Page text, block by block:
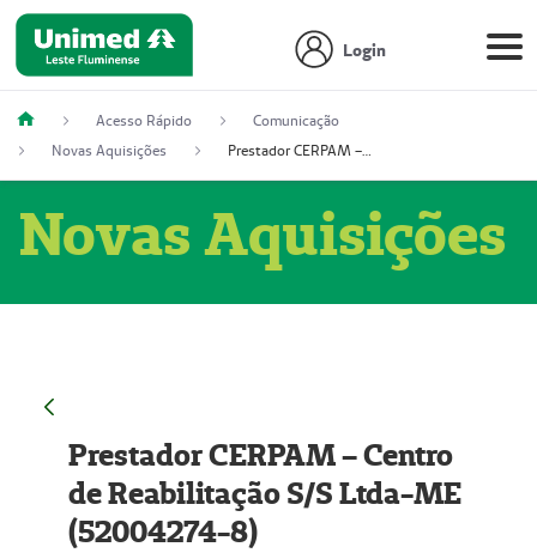
Login
Acesso Rápido
Comunicação
Novas Aquisições
Prestador CERPAM – Centro de Reabilitação S/S Ltda-ME (52004274-8)
Novas Aquisições
Prestador CERPAM – Centro
de Reabilitação S/S Ltda-ME
(52004274-8)